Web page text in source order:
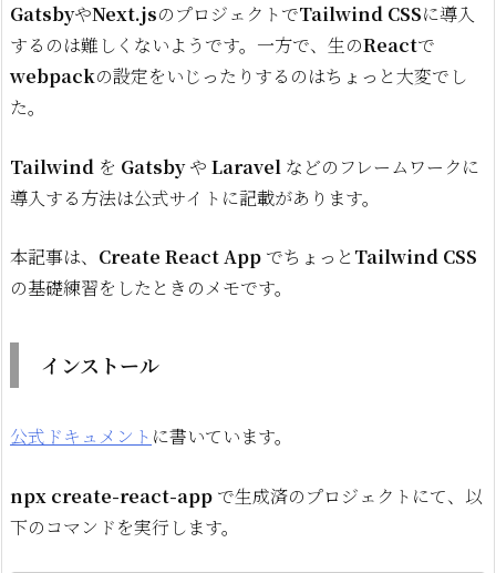
GatsbyやNext.jsのプロジェクトでTailwind CSSに導入
するのは難しくないようです。一方で、生のReactで
webpackの設定をいじったりするのはちょっと大変でし
た。
Tailwind を Gatsbyや Laravel などのフレームワークに
導入する方法は公式サイトに記載があります。
本記事は、 Create React App でちょっとTailwind CSS
の基礎練習をしたときのメモです。
インストール
公式ドキュメント に書いています。
npx create-react-app で生成済のプロジェクトにて、以
下のコマンドを実行します。